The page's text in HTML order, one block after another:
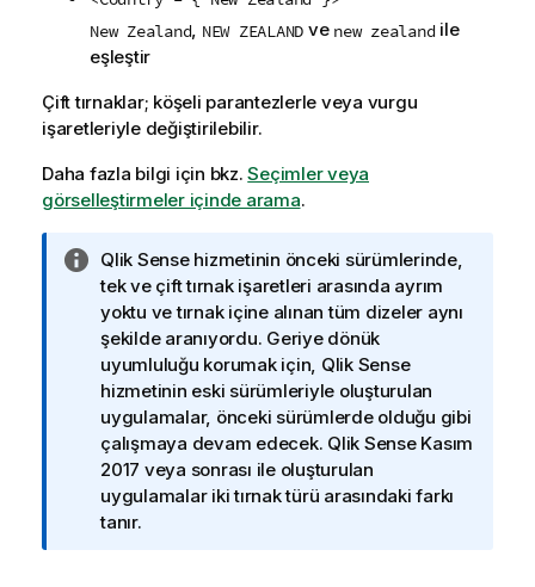
New Zealand, NEW ZEALAND ve new zealand ile
eşleştir
Çift tırnaklar; köşeli parantezlerle veya vurgu
işaretleriyle değiştirilebilir.
Daha fazla bilgi için bkz.Seçimler veya
görselleştirmeler içinde arama.
B
i
l
g
i
n
o
t
u
Qlik Sensehizmetinin önceki sürümlerinde,
tek ve çift tırnak işaretleri arasında ayrım
yoktu ve tırnak içine alınan tüm dizeler aynı
şekilde aranıyordu. Geriye dönük
uyumluluğu korumak için, Qlik Sense
hizmetinin eski sürümleriyle oluşturulan
uygulamalar, önceki sürümlerde olduğu gibi
çalışmaya devam edecek. Qlik SenseKasım
2017 veya sonrası ile oluşturulan
uygulamalar iki tırnak türü arasındaki farkı
tanır.